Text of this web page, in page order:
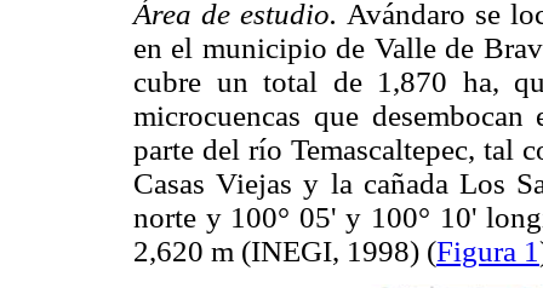
Área de estudio. Avándaro se
en el municipio de Valle de
cubre un total de 1,870 ha,
microcuencas que
parte del río Temascaltepec, tal
Casas Viejas y la cañada Los
norte y 100° 05' y 100° 10'
2,620 m (INEGI, 1998) (Figura 1